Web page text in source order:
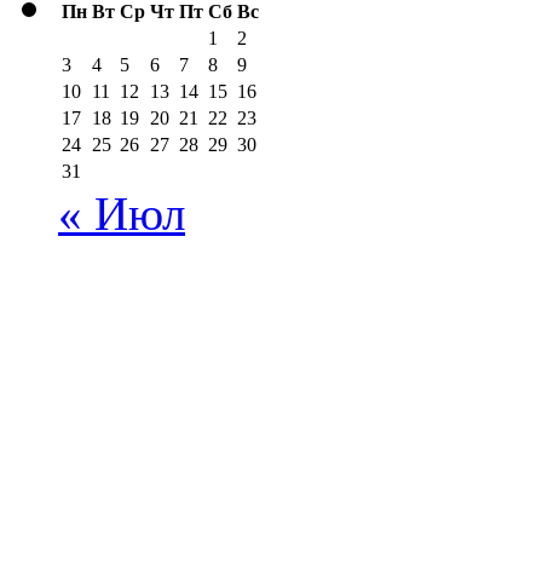
Пн Вт Ср Чт Пт Сб Вс
1
2
3
4 5 6 7 8
9
10 11 12 13 14 15 16
17 18 19 20 21 22 23
24 25 26 27 28 29 30
31
« Июл